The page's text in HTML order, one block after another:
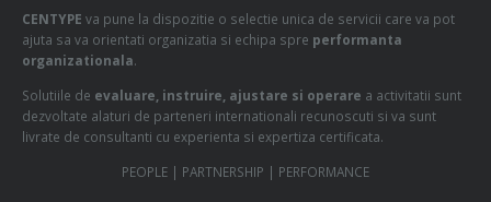
CENTYPE va pune la dispozitie o selectie unica de servicii care va pot
ajuta sa va orientati organizatia si echipa spre performanta
organizationala.
Solutiile de evaluare, instruire, ajustare si operare a activitatii sunt
dezvoltate alaturi de parteneri internationali recunoscuti si va sunt
livrate de consultanti cu experienta si expertiza certificata.
PEOPLE | PARTNERSHIP | PERFORMANCE